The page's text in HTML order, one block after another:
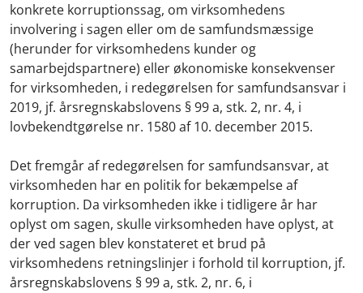
konkrete korruptionssag, om virksomhedens
involvering i sagen eller om de samfundsmæssige
(herunder for virksomhedens kunder og
samarbejdspartnere) eller økonomiske konsekvenser
for virksomheden, i redegørelsen for samfundsansvar i
2019, jf. årsregnskabslovens § 99 a, stk. 2, nr. 4, i
lovbekendtgørelse nr. 1580 af 10. december 2015.
Det fremgår af redegørelsen for samfundsansvar, at
virksomheden har en politik for bekæmpelse af
korruption. Da virksomheden ikke i tidligere år har
oplyst om sagen, skulle virksomheden have oplyst, at
der ved sagen blev konstateret et brud på
virksomhedens retningslinjer i forhold til korruption, jf.
årsregnskabslovens § 99 a, stk. 2, nr. 6, i